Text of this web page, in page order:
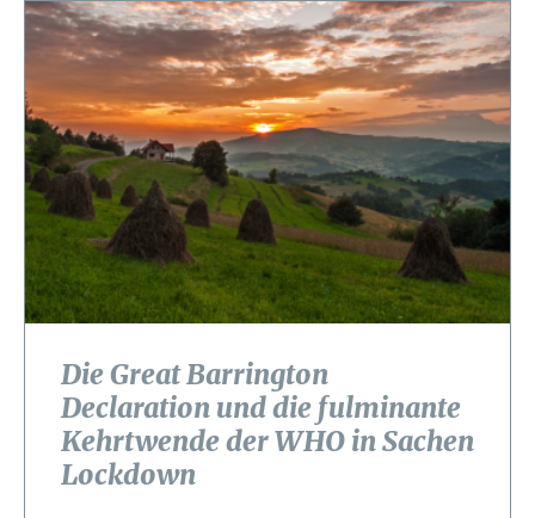
Die Great Barrington
Declaration und die fulminante
Kehrtwende der WHO in Sachen
Lockdown